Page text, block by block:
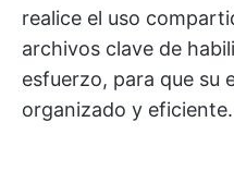
realice el uso
archivos clave de
esfuerzo, para que su
organizado y eficiente.